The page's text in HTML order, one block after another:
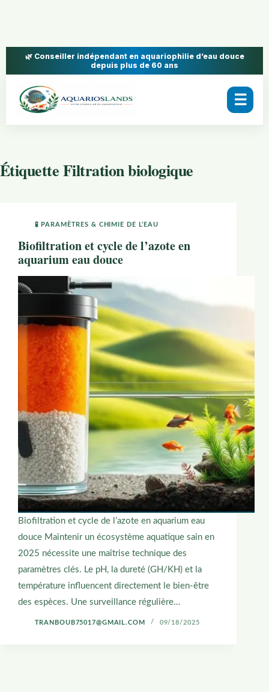
🌿 Conseiller indépendant en aquariophilie d’eau douce
depuis plus de 60 ans
☰
ÉtiquetteFiltration biologique
🧪 PARAMÈTRES & CHIMIE DE L’EAU
Biofiltration et cycle de l’azote en
aquarium eau douce
Biofiltration et cycle de l’azote en aquarium eau
douce Maintenir un écosystème aquatique sain en
2025 nécessite une maîtrise technique des
paramètres clés. Le pH, la dureté (GH/KH) et la
température influencent directement le bien-être
des espèces. Une surveillance régulière…
TRANBOUB75017@GMAIL.COM 09/18/2025